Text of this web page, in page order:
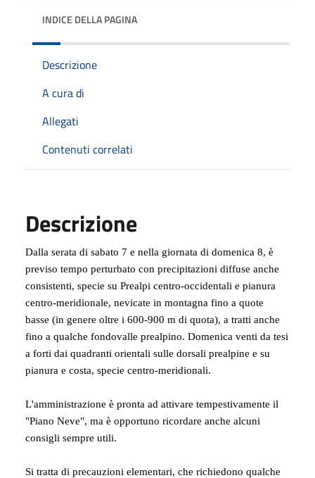
INDICE DELLA PAGINA
Descrizione
A cura di
Allegati
Contenuti correlati
Descrizione
Dalla serata di sabato 7 e nella giornata di domenica 8, è
previso tempo perturbato con precipitazioni diffuse anche
consistenti, specie su Prealpi centro-occidentali e pianura
centro-meridionale, nevicate in montagna fino a quote
basse (in genere oltre i 600-900 m di quota), a tratti anche
fino a qualche fondovalle prealpino. Domenica venti da tesi
a forti dai quadranti orientali sulle dorsali prealpine e su
pianura e costa, specie centro-meridionali.
L'amministrazione è pronta ad attivare tempestivamente il
"Piano Neve", ma è opportuno ricordare anche alcuni
consigli sempre utili.
Si tratta di precauzioni elementari, che richiedono qualche